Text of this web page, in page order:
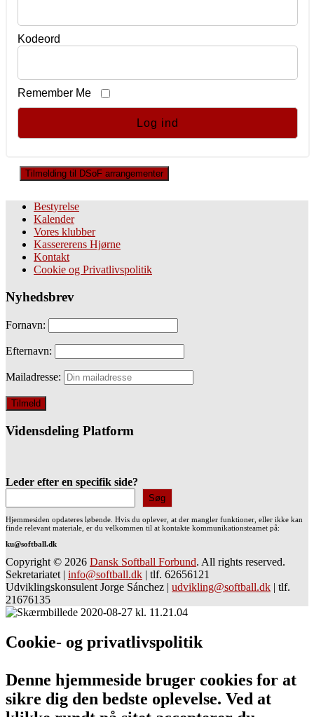
Kodeord
Remember Me
Tilmelding til DSoF arrangementer
Bestyrelse
Kalender
Vores klubber
Kassererens Hjørne
Kontakt
Cookie og Privatlivspolitik
Nyhedsbrev
Fornavn:
Efternavn:
Mailadresse:
Vidensdeling Platform
Leder efter en specifik side?
Søg
Hjemmesiden opdateres løbende. Hvis du oplever, at der mangler funktioner, eller ikke kan
finde relevant materiale, er du velkommen til at kontakte kommunikationsteamet på:
ku@softball.dk
Copyright © 2026 Dansk Softball Forbund. All rights reserved.
Sekretariatet | info@softball.dk | tlf. 62656121
Udviklingskonsulent Jorge Sánchez | udvikling@softball.dk | tlf.
21676135
Cookie- og privatlivspolitik
Denne hjemmeside bruger cookies for at
sikre dig den bedste oplevelse. Ved at